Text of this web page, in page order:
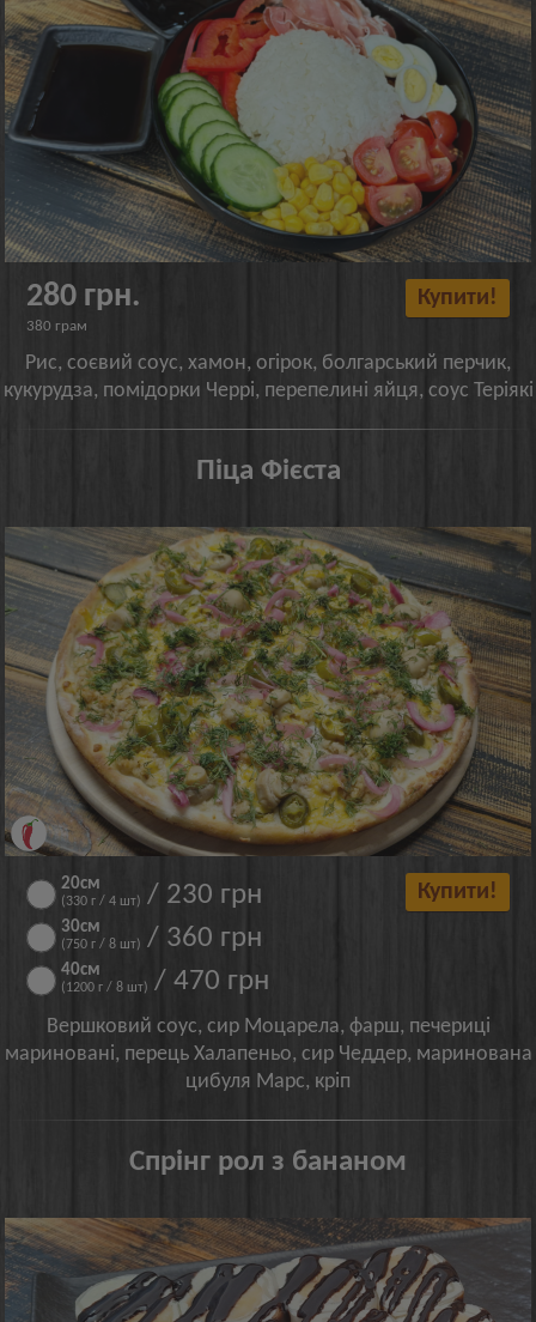
280 грн.
380 грам
Купити!
Рис, соєвий соус, хамон, огірок, болгарський перчик,
кукурудза, помідорки Черрі, перепелині яйця, соус Теріякі
Піца Фієста
20см
(330 г / 4 шт) / 230 грн
30см
(750 г / 8 шт) / 360 грн
40см
(1200 г / 8 шт) / 470 грн
Купити!
Вершковий соус, сир Моцарела, фарш, печериці
мариновані, перець Халапеньо, сир Чеддер, маринована
цибуля Марс, кріп
Спрінг рол з бананом